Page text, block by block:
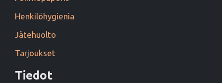
Henkilöhygienia
Jätehuolto
Tarjoukset
Tiedot